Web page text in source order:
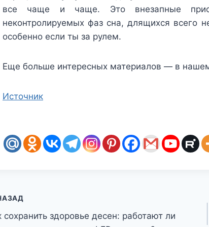
все чаще и чаще. Это внезапные
неконтролируемых фаз сна, длящихся всего
особенно если ты за рулем.
Еще больше интересных материалов — в
Источник
сохранить здоровье десен: работают ли